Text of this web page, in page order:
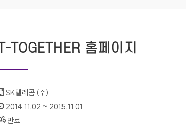
T-TOGETHER 홈페이지
기관명 :
SK텔레콤 (주)
인증기간 :
2014.11.02 ~ 2015.11.01
상태 :
만료